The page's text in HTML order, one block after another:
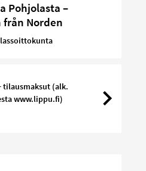
Pohjolasta –
från Norden
tilausmaksut (alk.
www.lippu.fi)